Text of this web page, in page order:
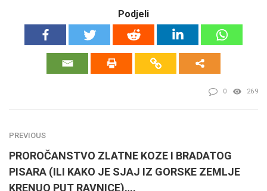
Podjeli
0 269
PREVIOUS
PROROČANSTVO ZLATNE KOZE I BRADATOG
PISARA (ILI KAKO JE SJAJ IZ GORSKE ZEMLJE
KRENUO PUT RAVNICE)….